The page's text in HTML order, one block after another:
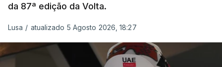
da 87ª edição da Volta.
Lusa / atualizado 5 Agosto 2026, 18:27